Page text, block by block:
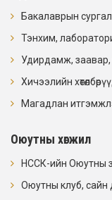
Бакалаврын
Тэнхим,
Удирдамж, заавар,
Хичээлийн
Магадлан
Оюутны хөгжил
НССК-ийн Оюутны
Оюутны клуб, сайн